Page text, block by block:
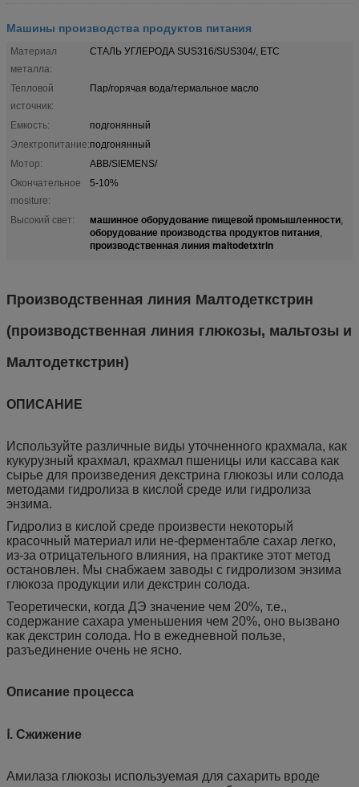
Машины производства продуктов питания
Материал
металла:
СТАЛЬ УГЛЕРОДА SUS316/SUS304/, ETC
Тепловой
источник:
Пар/горячая вода/термальное масло
Емкость:
подгонянный
Электропитание:подгонянный
Мотор:
ABB/SIEMENS/
Окончательное
mositure:
5-10%
Высокий свет: машинное оборудование пищевой промышленности,
оборудование производства продуктов питания,
производственная линия maltodetxtrin
Производственная линия Малтодеткстрин
(производственная линия глюкозы, мальтозы и
Малтодеткстрин)
ОПИСАНИЕ
Используйте различные виды уточненного крахмала, как
кукурузный крахмал, крахмал пшеницы или кассава как
сырье для произведения декстрина глюкозы или солода
методами гидролиза в кислой среде или гидролиза
энзима.
Гидролиз в кислой среде произвести некоторый
красочный материал или не-ферментабле сахар легко,
из-за отрицательного влияния, на практике этот метод
остановлен. Мы снабжаем заводы с гидролизом энзима
глюкоза продукции или декстрин солода.
Теоретически, когда ДЭ значение чем 20%, т.е.,
содержание сахара уменьшения чем 20%, оно вызвано
как декстрин солода. Но в ежедневной пользе,
разъединение очень не ясно.
Описание процесса
ⅰ. Сжижение
Амилаза глюкозы используемая для сахарить вроде